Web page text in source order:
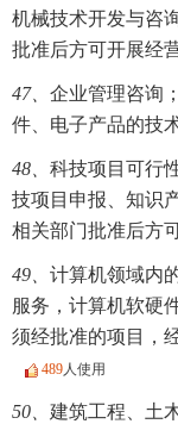
机械技术开发与咨
批准后方可开展经
47、 企业管理咨询
件、电子产品的技
48、 科技项目可行
技项目申报、知识
相关部门批准后方
49、 计算机领域内
服务，计算机软硬
须经批准的项目，
489人使用
50、 建筑工程、土